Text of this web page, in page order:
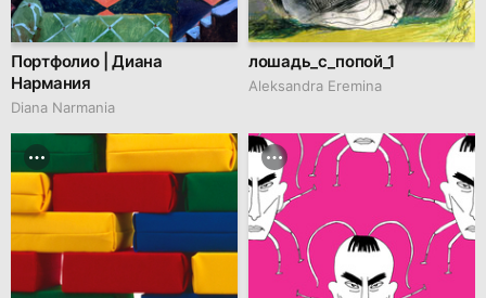
Портфолио | Диана
Нармания
Diana Narmania
лошадь_с_попой_1
Aleksandra Eremina